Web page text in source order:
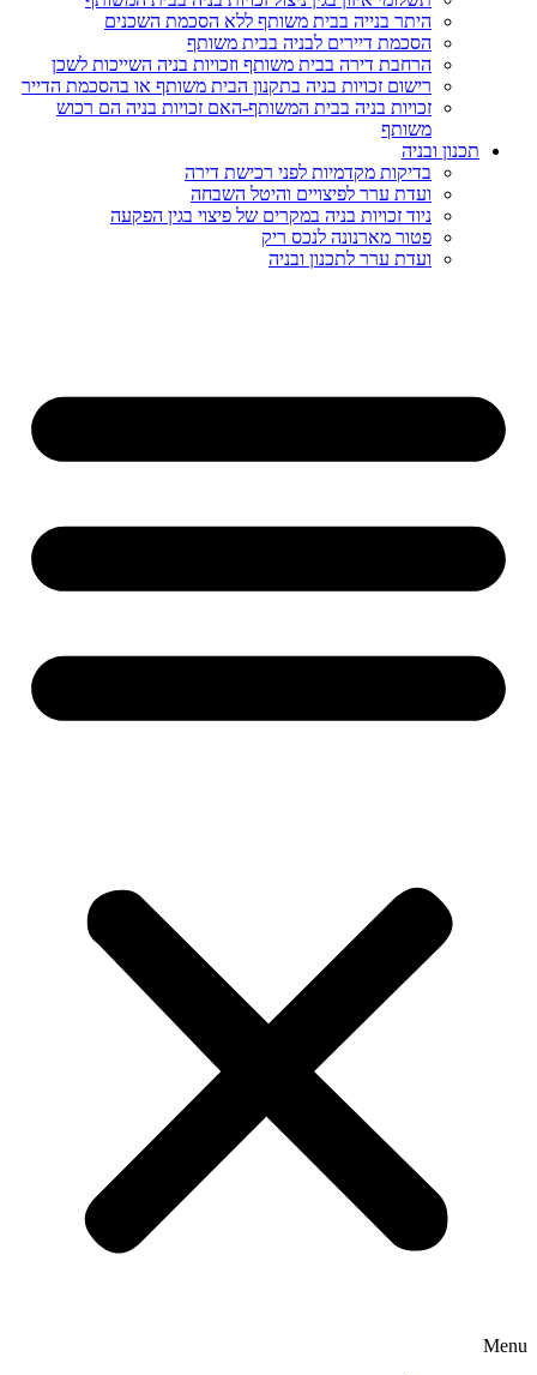
היתר בנייה בבית משותף ללא הסכמת השכנים
הסכמת דיירים לבניה בבית משותף
הרחבת דירה בבית משותף וזכויות בניה השייכות לשכן
רישום זכויות בניה בתקנון הבית משותף או בהסכמת הדייר
זכויות בניה בבית המשותף-האם זכויות בניה הם רכוש
משותף
תכנון ובניה
בדיקות מקדמיות לפני רכישת דירה
ועדת ערר לפיצויים והיטל השבחה
ניוד זכויות בניה במקרים של פיצוי בגין הפקעה
פטור מארנונה לנכס ריק
ועדת ערר לתכנון ובניה
Menu